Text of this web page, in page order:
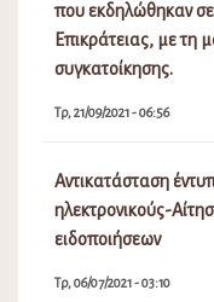
που εκδηλώθηκαν σε
Επικράτειας, με τη
συγκατοίκησης.
Τρ, 21/09/2021 - 06:56
Αντικατάσταση
ηλεκτρονικούς-
ειδοποιήσεων
Τρ, 06/07/2021 - 03:10